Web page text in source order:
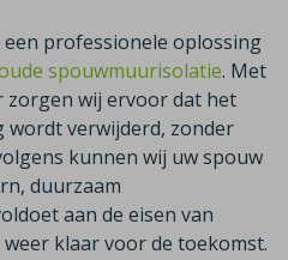
professionele oplossing
spouwmuurisolatie. Met
zorgen wij ervoor dat het
wordt verwijderd, zonder
kunnen wij uw spouw
duurzaam
aan de eisen van
klaar voor de toekomst.